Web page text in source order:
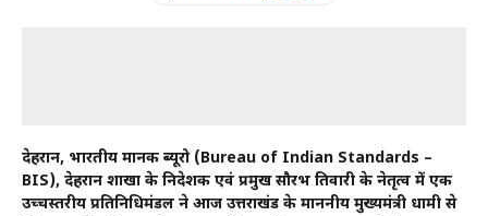
देहरादून, भारतीय मानक ब्यूरो (Bureau of Indian Standards –
BIS), देहरादून शाखा के निदेशक एवं प्रमुख सौरभ तिवारी के नेतृत्व में एक
उच्चस्तरीय प्रतिनिधिमंडल ने आज उत्तराखंड के माननीय मुख्यमंत्री धामी से